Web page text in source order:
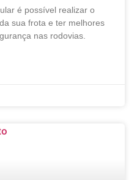
é possível realizar o
sua frota e ter melhores
nas rodovias.